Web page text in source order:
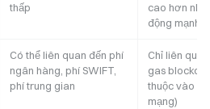
thấp
cao hơn
động mạnh
Có thể liên quan đến phí
ngân hàng, phí SWIFT,
phí trung gian
Chỉ liên
gas
thuộc vào
mạng)